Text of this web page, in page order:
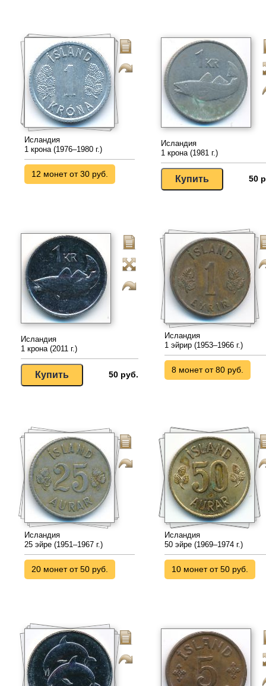
Исландия
1 крона (1976–1980 г.)
12 монет от 30 руб.
Исландия
1 крона (1981 г.)
50
Исландия
1 крона (2011 г.)
50 руб.
Исландия
1 эйрир (1953–1966 г.)
8 монет от 80 руб.
Исландия
25 эйре (1951–1967 г.)
20 монет от 50 руб.
Исландия
50 эйре (1969–1974 г.)
10 монет от 50 руб.